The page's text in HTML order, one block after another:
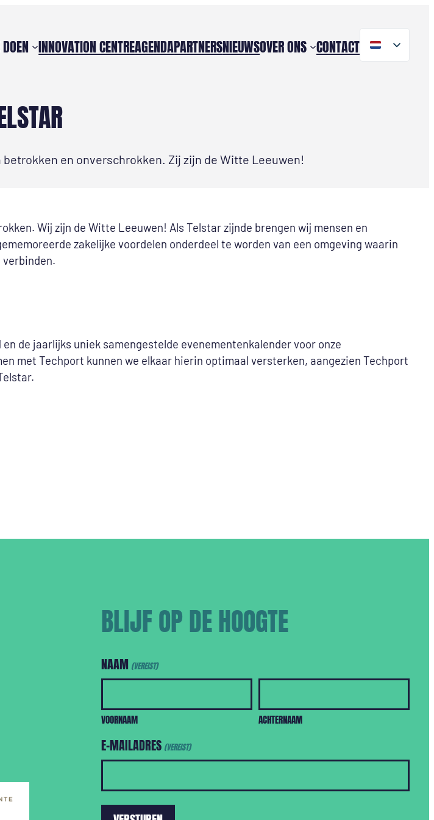
INNOVATION CENTREAGENDAPARTNERSNIEUWSOVER ONS CONTACT
en onverschrokken. Zij zijn de Witte Leeuwen!
Wij zijn de Witte Leeuwen! Als Telstar zijnde brengen wij mensen en
zakelijke voordelen onderdeel te worden van een omgeving waarin
verbinden.
de jaarlijks uniek samengestelde evenementenkalender voor onze
met Techport kunnen we elkaar hierin optimaal versterken, aangezien Techport
BLIJF OP DE HOOGTE
NAAM (VEREIST)
VOORNAAM ACHTERNAAM
E-MAILADRES (VEREIST)